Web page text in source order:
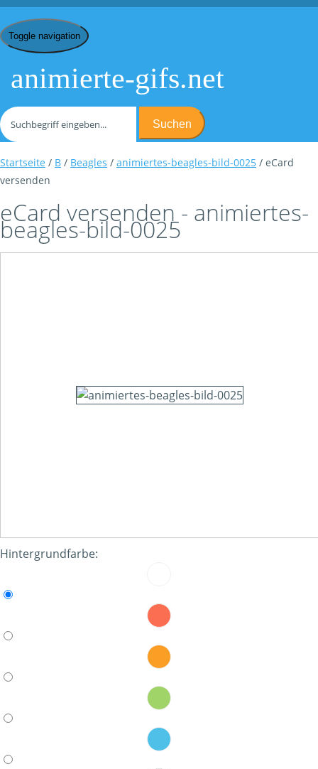
Toggle navigation
animierte-gifs.net
Suchen
Startseite / B / Beagles / animiertes-beagles-bild-0025 / eCard
versenden
eCard versenden - animiertes-
beagles-bild-0025
Hintergrundfarbe: